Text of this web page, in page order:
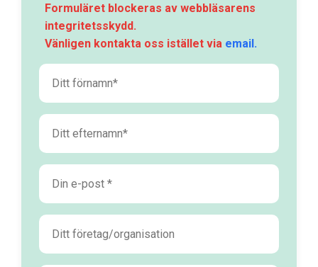
Formuläret blockeras av webbläsarens
integritetsskydd.
Vänligen kontakta oss istället via email.